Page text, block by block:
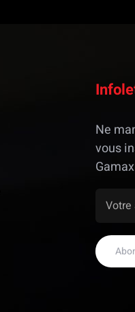
Ne
vous